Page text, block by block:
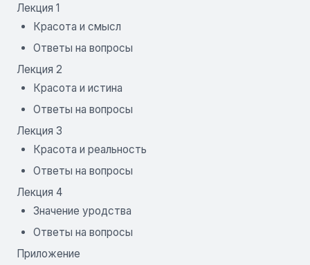
Лекция 1
Красота и смысл
Ответы на вопросы
Лекция 2
Красота и истина
Ответы на вопросы
Лекция 3
Красота и реальность
Ответы на вопросы
Лекция 4
Значение уродства
Ответы на вопросы
Приложение